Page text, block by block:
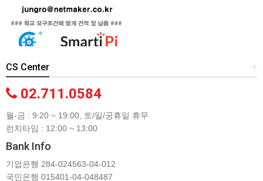
+
CS Center
02.711.0584
월-금 : 9:20 ~ 19:00, 토/일/공휴일 휴무
런치타임 : 12:00 ~ 13:00
Bank Info
기업은행 284-024563-04-012
국민은행 015401-04-048487